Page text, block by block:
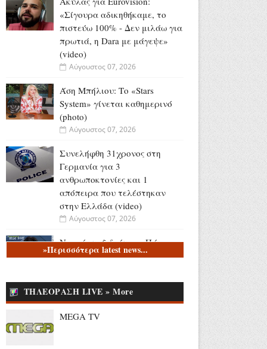
«Σίγουρα αδικηθήκαμε, το
πιστεύω 100% - Δεν μιλάω για
πρωτιά, η Dara με μάγεψε»
(video)
Αύγουστος 07, 2026
Άση Μπήλιου: Το «Stars
System» γίνεται καθημερινό
(photo)
Αύγουστος 07, 2026
Συνελήφθη 31χρονος στη
Γερμανία για 3
ανθρωποκτονίες και 1
απόπειρα που τελέστηκαν
στην Ελλάδα (video)
Αύγουστος 07, 2026
Νεαρός ταξιδιώτης: «Πάω
διακοπές στην Πάρο για έναν
(video)
Αύγουστος 07, 2026
«The Quiz with Balls» με
»Περισσότερα latest news...
ΤΗΛΕΟΡΑΣΗ LIVE » More
MEGA TV